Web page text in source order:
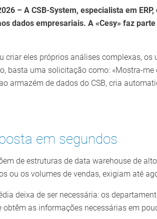
– A CSB-System, especialista em
dados empresariais. A «Cesy» faz
criar eles próprios análises complexas,
basta uma solicitação como: «Mostra-
armazém de dados do CSB, cria
em segundos
de estruturas de data warehouse de
ou os volumes de vendas, exigiam até
deixa de ser necessária: os
obtêm as informações necessárias em